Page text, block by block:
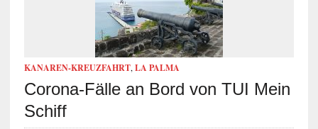
KANAREN-KREUZFAHRT, LA PALMA
Corona-Fälle an Bord von TUI Mein
Schiff